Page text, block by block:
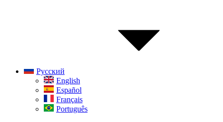
Русский
English
Español
Français
Português